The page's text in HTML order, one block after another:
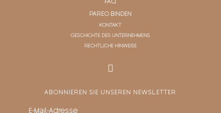
FAQ
PAREO BINDEN
KONTAKT
GESCHICHTE DES UNTERNEHMENS
RECHTLICHE HINWEISE
ABONNIEREN SIE UNSEREN NEWSLETTER